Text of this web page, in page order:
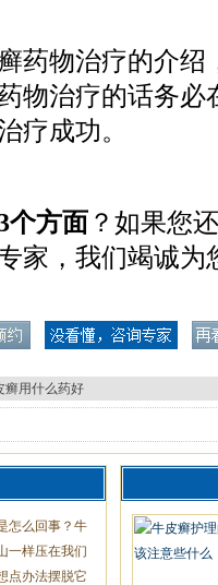
物治疗的介绍
物治疗的话务必
疗成功。
个方面 ？如果您
家，我们竭诚为
癣用什么药好
怎么回事？牛
一样压在我们
点办法摆脱它